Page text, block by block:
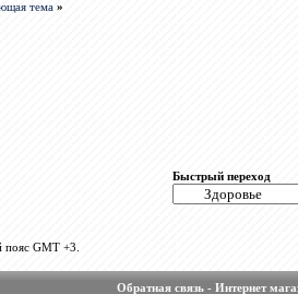
тема »
Быстрый переход
пояс GMT +3.
Обратная связь- Интернет